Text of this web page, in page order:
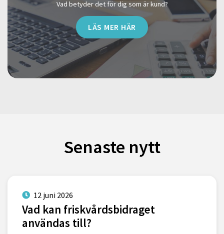
Vad betyder det för dig som är kund?
LÄS MER HÄR
Senaste nytt
12 juni 2026
Vad kan friskvårdsbidraget
användas till?